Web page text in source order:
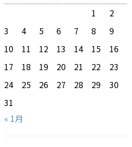
1
2
3
4 5 6 7 8
9
10
11 12 13 14 15
16
17
18 19 20 21 22
23
24
25 26 27 28 29
30
31
« 1月